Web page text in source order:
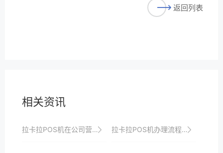
返回列表
相关资讯
拉卡拉POS机在公司营销中的作用 拉卡拉POS机办理流程优化，提升商户服务体验